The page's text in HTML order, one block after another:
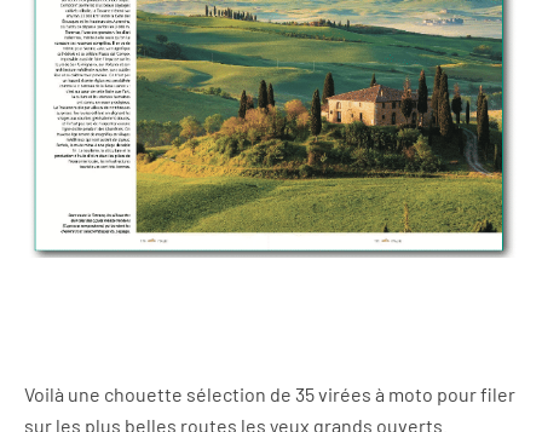
Voilà une chouette sélection de 35 virées à moto pour filer
sur les plus belles routes les yeux grands ouverts.